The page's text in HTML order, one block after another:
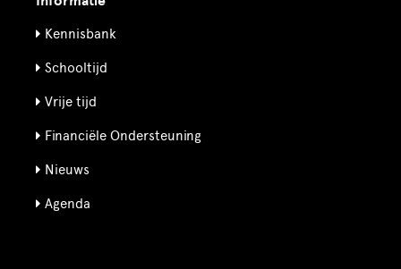
Kennisbank
Schooltijd
Vrije tijd
Financiële Ondersteuning
Nieuws
Agenda